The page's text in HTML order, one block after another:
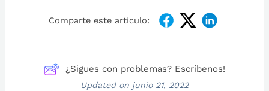
Comparte este artículo:
¿Sigues con problemas? Escríbenos!
Updated on junio 21, 2022